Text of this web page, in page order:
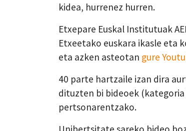
kidea, hurrenez hurren.
Etxepare Euskal Institutuak
Etxeetako euskara ikasle eta
eta azken asteotan gure
40 parte hartzaile izan dira
dituzten bi bideoek
pertsonarentzako.